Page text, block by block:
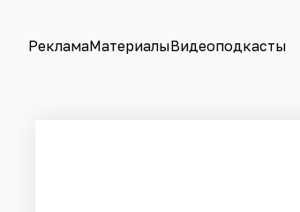
РекламаМатериалыВидеоподкасты